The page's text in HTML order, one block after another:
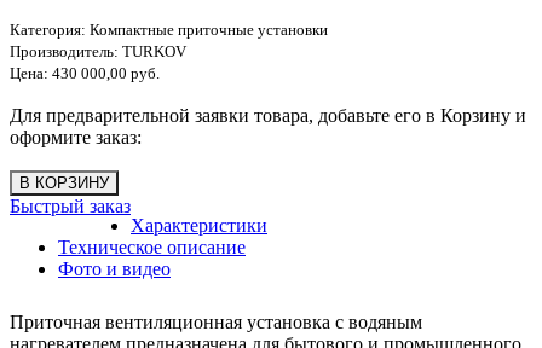
Категория: Компактные приточные установки
Производитель: TURKOV
Цена: 430 000,00 руб.
Для предварительной заявки товара, добавьте его в Корзину и
оформите заказ:
Быстрый заказ
Характеристики
Техническое описание
Фото и видео
Приточная вентиляционная установка с водяным